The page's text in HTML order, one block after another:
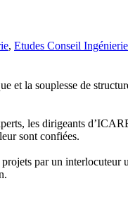
, Etudes Conseil Ingénierie
et la souplesse de
les dirigeants
sont confiées.
par un interlocuteur